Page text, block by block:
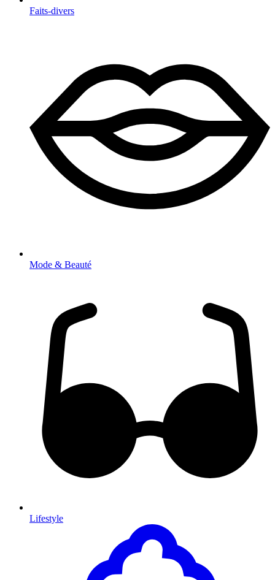
Faits-divers
Mode & Beauté
Lifestyle